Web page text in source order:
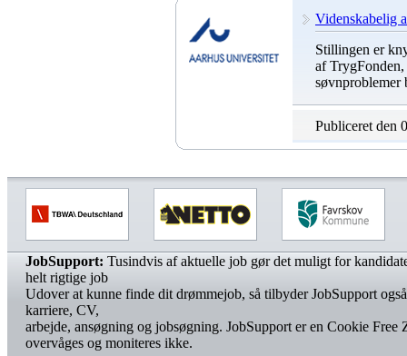
Videnskabelig
Stillingen er
af TrygFonden,
søvnproblemer
Publiceret den
JobSupport: Tusindvis af aktuelle job gør det muligt for
helt rigtige job
Udover at kunne finde dit drømmejob, så tilbyder JobSupport
karriere, CV,
arbejde, ansøgning og jobsøgning. JobSupport er en Cookie Free
overvåges og moniteres ikke.